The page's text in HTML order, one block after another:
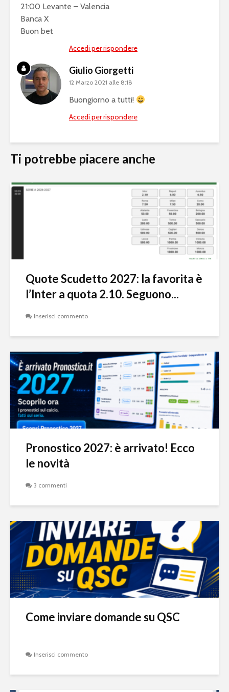
21:00 Levante – Valencia
Banca X
Buon bet
Accedi per rispondere
Giulio Giorgetti
12 Marzo 2021 alle 8:18
Buongiorno a tutti!
Accedi per rispondere
Ti potrebbe piacere anche
Quote Scudetto 2027: la favorita è
l’Inter a quota 2.10. Seguono...
Inserisci commento
Pronostico 2027: è arrivato! Ecco
le novità
3 commenti
Come inviare domande su QSC
Inserisci commento